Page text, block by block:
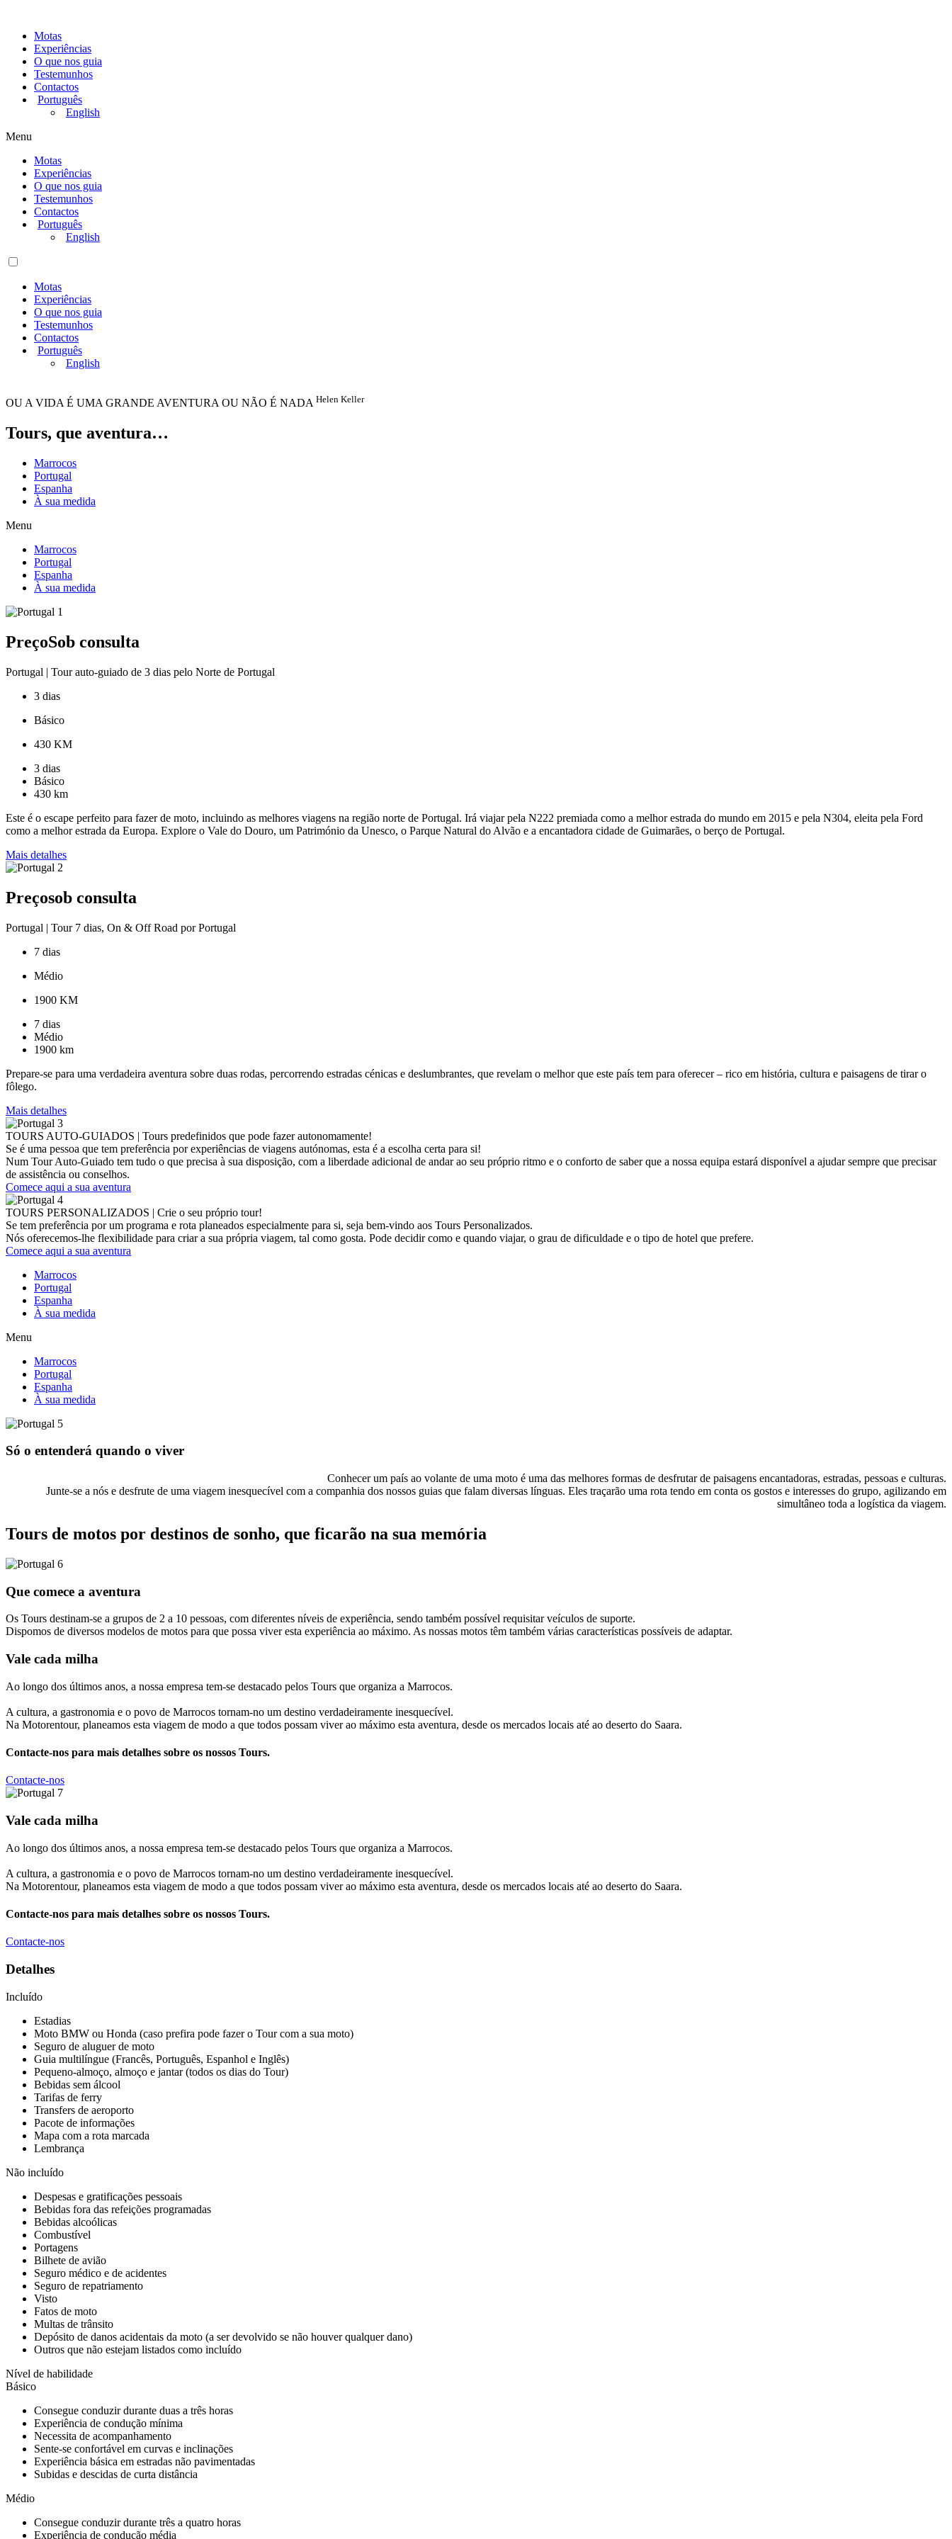
Motas
Experiências
O que nos guia
Testemunhos
Contactos
Português
English
Menu
Motas
Experiências
O que nos guia
Testemunhos
Contactos
Português
English
Motas
Experiências
O que nos guia
Testemunhos
Contactos
Português
English
OU A VIDA É UMA GRANDE AVENTURA OU NÃO É NADA Helen Keller
Tours, que aventura…
Marrocos
Portugal
Espanha
À sua medida
Menu
Marrocos
Portugal
Espanha
À sua medida
PreçoSob consulta
Portugal | Tour auto-guiado de 3 dias pelo Norte de Portugal
3 dias
Básico
430 KM
3 dias
Básico
430 km
Este é o escape perfeito para fazer de moto, incluindo as melhores viagens na região norte de Portugal. Irá viajar pela N222 premiada como a melhor estrada do mundo em 2015 e pela N304, eleita pela Ford
como a melhor estrada da Europa. Explore o Vale do Douro, um Património da Unesco, o Parque Natural do Alvão e a encantadora cidade de Guimarães, o berço de Portugal.
Mais detalhes
Preçosob consulta
Portugal | Tour 7 dias, On & Off Road por Portugal
7 dias
Médio
1900 KM
7 dias
Médio
1900 km
Prepare-se para uma verdadeira aventura sobre duas rodas, percorrendo estradas cénicas e deslumbrantes, que revelam o melhor que este país tem para oferecer – rico em história, cultura e paisagens de tirar o
fôlego.
Mais detalhes
TOURS AUTO-GUIADOS | Tours predefinidos que pode fazer autonomamente!
Se é uma pessoa que tem preferência por experiências de viagens autónomas, esta é a escolha certa para si!
Num Tour Auto-Guiado tem tudo o que precisa à sua disposição, com a liberdade adicional de andar ao seu próprio ritmo e o conforto de saber que a nossa equipa estará disponível a ajudar sempre que precisar
de assistência ou conselhos.
Comece aqui a sua aventura
TOURS PERSONALIZADOS | Crie o seu próprio tour!
Se tem preferência por um programa e rota planeados especialmente para si, seja bem-vindo aos Tours Personalizados.
Nós oferecemos-lhe flexibilidade para criar a sua própria viagem, tal como gosta. Pode decidir como e quando viajar, o grau de dificuldade e o tipo de hotel que prefere.
Comece aqui a sua aventura
Marrocos
Portugal
Espanha
À sua medida
Menu
Marrocos
Portugal
Espanha
À sua medida
Só o entenderá quando o viver
Conhecer um país ao volante de uma moto é uma das melhores formas de desfrutar de paisagens encantadoras, estradas, pessoas e culturas.
Junte-se a nós e desfrute de uma viagem inesquecível com a companhia dos nossos guias que falam diversas línguas. Eles traçarão uma rota tendo em conta os gostos e interesses do grupo, agilizando em
simultâneo toda a logística da viagem.
Tours de motos por destinos de sonho, que ficarão na sua memória
Que comece a aventura
Os Tours destinam-se a grupos de 2 a 10 pessoas, com diferentes níveis de experiência, sendo também possível requisitar veículos de suporte.
Dispomos de diversos modelos de motos para que possa viver esta experiência ao máximo. As nossas motos têm também várias características possíveis de adaptar.
Vale cada milha
Ao longo dos últimos anos, a nossa empresa tem-se destacado pelos Tours que organiza a Marrocos.
A cultura, a gastronomia e o povo de Marrocos tornam-no um destino verdadeiramente inesquecível.
Na Motorentour, planeamos esta viagem de modo a que todos possam viver ao máximo esta aventura, desde os mercados locais até ao deserto do Saara.
Contacte-nos para mais detalhes sobre os nossos Tours.
Contacte-nos
Vale cada milha
Ao longo dos últimos anos, a nossa empresa tem-se destacado pelos Tours que organiza a Marrocos.
A cultura, a gastronomia e o povo de Marrocos tornam-no um destino verdadeiramente inesquecível.
Na Motorentour, planeamos esta viagem de modo a que todos possam viver ao máximo esta aventura, desde os mercados locais até ao deserto do Saara.
Contacte-nos para mais detalhes sobre os nossos Tours.
Contacte-nos
Detalhes
Incluído
Estadias
Moto BMW ou Honda (caso prefira pode fazer o Tour com a sua moto)
Seguro de aluguer de moto
Guia multilíngue (Francês, Português, Espanhol e Inglês)
Pequeno-almoço, almoço e jantar (todos os dias do Tour)
Bebidas sem álcool
Tarifas de ferry
Transfers de aeroporto
Pacote de informações
Mapa com a rota marcada
Lembrança
Não incluído
Despesas e gratificações pessoais
Bebidas fora das refeições programadas
Bebidas alcoólicas
Combustível
Portagens
Bilhete de avião
Seguro médico e de acidentes
Seguro de repatriamento
Visto
Fatos de moto
Multas de trânsito
Depósito de danos acidentais da moto (a ser devolvido se não houver qualquer dano)
Outros que não estejam listados como incluído
Nível de habilidade
Básico
Consegue conduzir durante duas a três horas
Experiência de condução mínima
Necessita de acompanhamento
Sente-se confortável em curvas e inclinações
Experiência básica em estradas não pavimentadas
Subidas e descidas de curta distância
Médio
Consegue conduzir durante três a quatro horas
Experiência de condução média